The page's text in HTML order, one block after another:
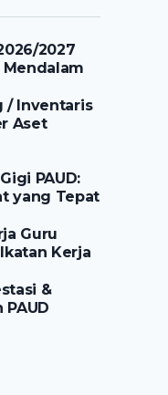
2027
/ Inventaris
Aset
PAUD:
yang Tepat
Guru
Kerja
&